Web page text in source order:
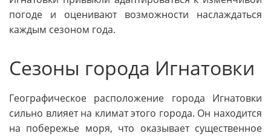
погоде и оценивают возможности наслаждаться
каждым сезоном года.
Сезоны города Игнатовки
Географическое расположение города Игнатовки
сильно влияет на климат этого города. Он находится
на побережье моря, что оказывает существенное